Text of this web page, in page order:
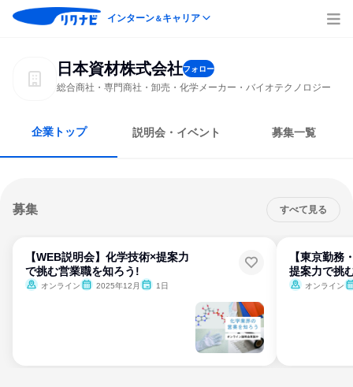
インターン＆キャリア
日本資材株式会社フォロー
総合商社・専門商社・卸売・化学メーカー・バイオテクノロジー
企業トップ 説明会・イベント 募集一覧
募集 すべて見る
【WEB説明会】化学技術×提案力
で挑む営業職を知ろう!
オンライン 2025年12月 1日
【東京勤務
提案力で挑
オンライン